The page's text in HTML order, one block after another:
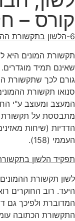
קורס –
6-הלשון בתקשורת ההמונים
תקשורת המונים היא
שאינם תמיד
גורם לכך שתקשורת
סנואו תקשורת
מתבססת על תקשורת
הדדיות (שיחות
העממי (158).
תפקיד הלשון
לשון תקשורת
היעד. רוב החוקרים
התקשורת הכתובה